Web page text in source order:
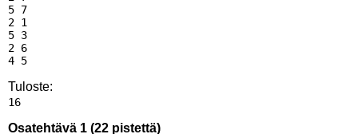
5 7
2 1
5 3
2 6
4 5
Tuloste:
16
Osatehtävä 1 (22 pistettä)